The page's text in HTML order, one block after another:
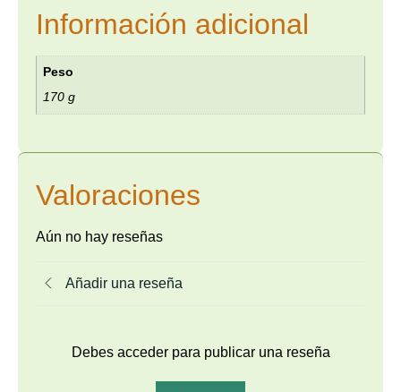
Información adicional
Peso
170 g
Valoraciones
Aún no hay reseñas
Añadir una reseña
Debes acceder para publicar una reseña